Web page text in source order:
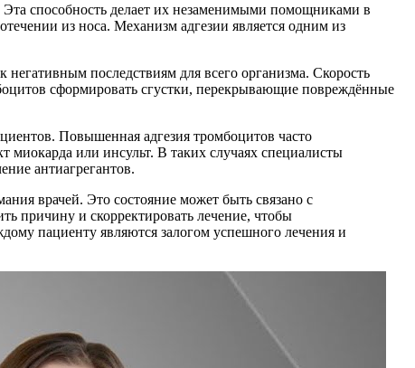
способность делает их незаменимыми помощниками в
из носа. Механизм адгезии является одним из
последствиям для всего организма. Скорость
сформировать сгустки, перекрывающие повреждённые
Повышенная адгезия тромбоцитов часто
миокарда или инсульт. В таких случаях специалисты
антиагрегантов.
врачей. Это состояние может быть связано с
причину и скорректировать лечение, чтобы
пациенту являются залогом успешного лечения и